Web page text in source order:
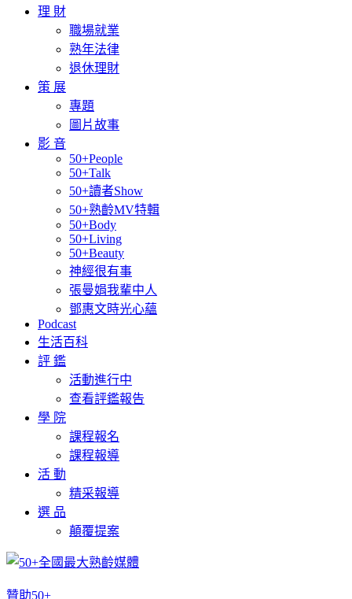
理 財
職場就業
熟年法律
退休理財
策 展
專題
圖片故事
影 音
50+People
50+Talk
50+讀者Show
50+熟齡MV特輯
50+Body
50+Living
50+Beauty
神經很有事
張曼娟我輩中人
鄧惠文時光心蘊
Podcast
生活百科
評 鑑
活動進行中
查看評鑑報告
學 院
課程報名
課程報導
活 動
精采報導
選 品
顛覆提案
贊助50+